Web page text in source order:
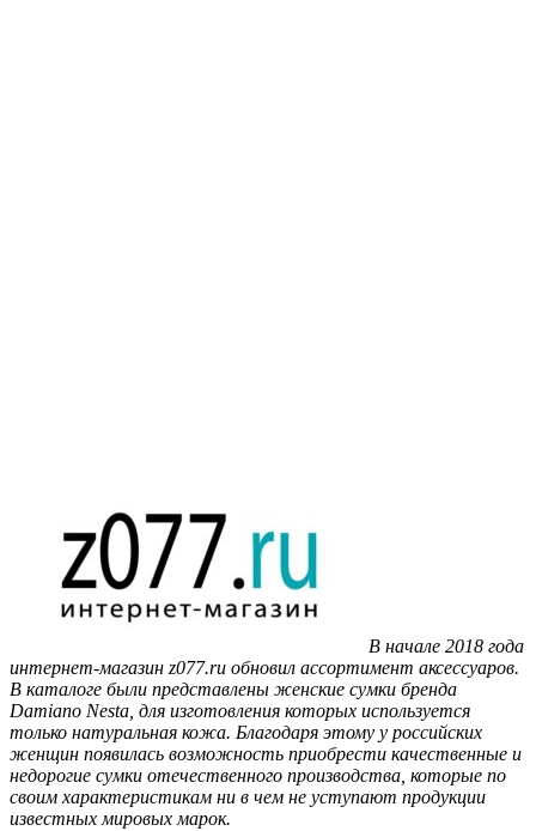
В начале 2018 года
интернет-магазин z077.ru обновил ассортимент аксессуаров.
В каталоге были представлены женские сумки бренда
Damiano Nesta, для изготовления которых используется
только натуральная кожа. Благодаря этому у российских
женщин появилась возможность приобрести качественные и
недорогие сумки отечественного производства, которые по
своим характеристикам ни в чем не уступают продукции
известных мировых марок.